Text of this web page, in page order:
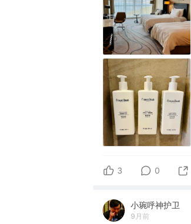
3 0
小琬呼神护卫
9月前